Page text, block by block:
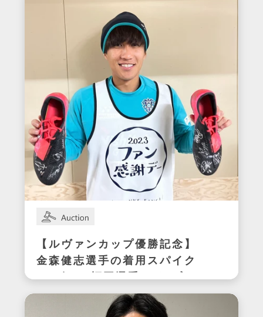
【ルヴァンカップ優勝記念】
金森健志選手の着用スパイク
(アビスパ福岡選手サイン入
り)